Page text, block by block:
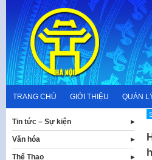
content
TRANG CHỦ GIỚI THIỆU QUẢN
Tin tức – Sự kiện
Văn hóa
Thể Thao